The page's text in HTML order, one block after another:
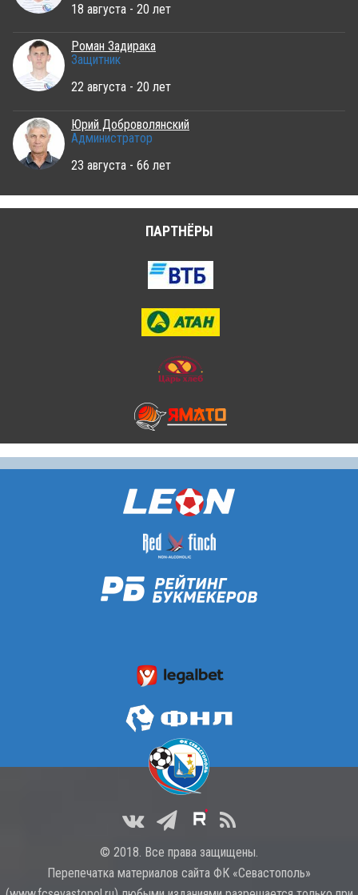
18 августа - 20 лет
Роман Задирака
Защитник
22 августа - 20 лет
Юрий Доброволянский
Администратор
23 августа - 66 лет
ПАРТНЁРЫ
© 2018. Все права защищены.
Перепечатка материалов сайта ФК «Севастополь»